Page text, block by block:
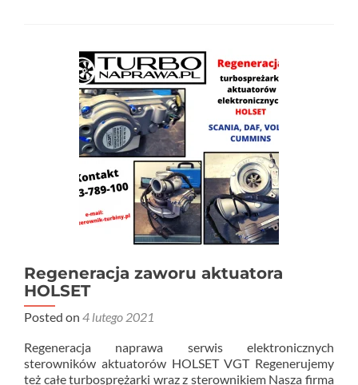
Regeneracja zaworu aktuatora
HOLSET
Posted on 4 lutego 2021
Regeneracja naprawa serwis elektronicznych
sterowników aktuatorów HOLSET VGT Regenerujemy
też całe turbosprężarki wraz z sterownikiem Nasza firma